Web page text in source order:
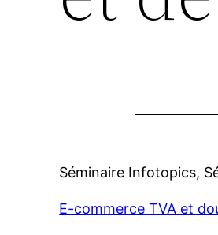
Séminaire Infotopics,
E-commerce TVA et